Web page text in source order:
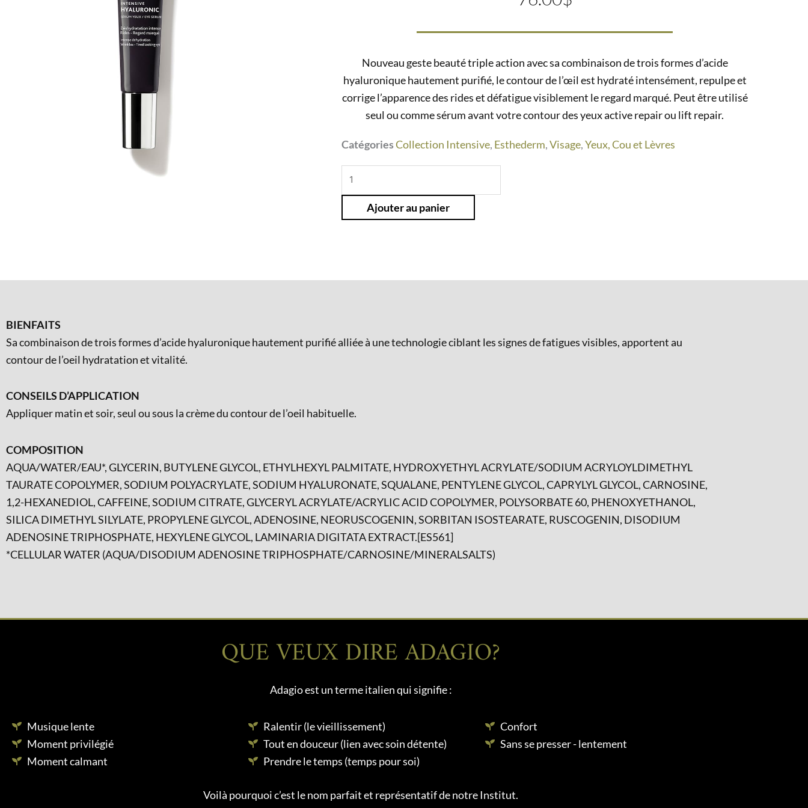
Nouveau geste beauté triple action avec sa combinaison de trois formes d’acide
hyaluronique hautement purifié, le contour de l’œil est hydraté intensément, repulpe et
corrige l’apparence des rides et défatigue visiblement le regard marqué. Peut être utilisé
seul ou comme sérum avant votre contour des yeux active repair ou lift repair.
CatégoriesCollection Intensive, Esthederm,Visage,Yeux, Cou et Lèvres
quantité
Intensif
yeux
Ajouter au panier
BIENFAITS
Sa combinaison de trois formes d’acide hyaluronique hautement purifié alliée à une technologie ciblant les signes de fatigues visibles, apportent au
contour de l’oeil hydratation et vitalité.
CONSEILS D’APPLICATION
Appliquer matin et soir, seul ou sous la crème du contour de l’oeil habituelle.
COMPOSITION
AQUA/WATER/EAU*, GLYCERIN, BUTYLENE GLYCOL, ETHYLHEXYL PALMITATE, HYDROXYETHYL ACRYLATE/SODIUM ACRYLOYLDIMETHYL
TAURATE COPOLYMER, SODIUM POLYACRYLATE, SODIUM HYALURONATE, SQUALANE, PENTYLENE GLYCOL, CAPRYLYL GLYCOL, CARNOSINE,
1,2-HEXANEDIOL, CAFFEINE, SODIUM CITRATE, GLYCERYL ACRYLATE/ACRYLIC ACID COPOLYMER, POLYSORBATE 60, PHENOXYETHANOL,
SILICA DIMETHYL SILYLATE, PROPYLENE GLYCOL, ADENOSINE, NEORUSCOGENIN, SORBITAN ISOSTEARATE, RUSCOGENIN, DISODIUM
ADENOSINE TRIPHOSPHATE, HEXYLENE GLYCOL, LAMINARIA DIGITATA EXTRACT.[ES561]
*CELLULAR WATER (AQUA/DISODIUM ADENOSINE TRIPHOSPHATE/CARNOSINE/MINERALSALTS)
QUE VEUX DIRE ADAGIO?
Adagio est un terme italien qui signifie :
Musique lente
Moment privilégié
Moment calmant
Ralentir (le vieillissement)
Tout en douceur (lien avec soin détente)
Prendre le temps (temps pour soi)
Confort
Sans se presser - lentement
Voilà pourquoi c’est le nom parfait et représentatif de notre Institut.